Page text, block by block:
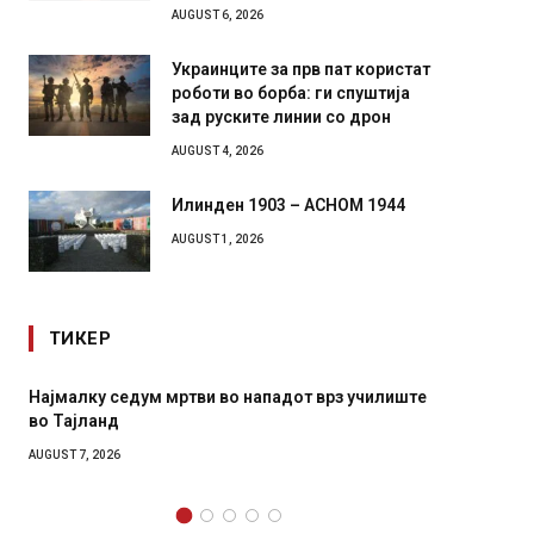
AUGUST 6, 2026
Украинците за прв пат користат
роботи во борба: ги спуштија
зад руските линии со дрон
AUGUST 4, 2026
Илинден 1903 – АСНОМ 1944
AUGUST 1, 2026
ТИКЕР
во нападот врз училиште
СОЗИС: Украинците повеќе им